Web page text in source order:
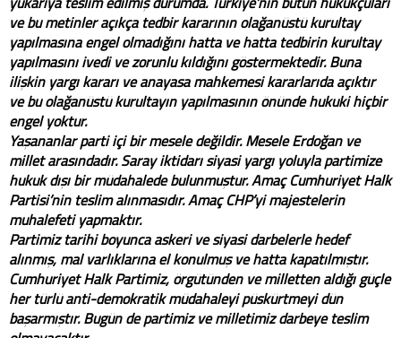
ve bu metinler açıkça tedbir kararının olağanüstü kurultay
yapılmasına engel olmadığını hatta ve hatta tedbirin kurultay
yapılmasını ivedi ve zorunlu kıldığını göstermektedir. Buna
ilişkin yargı kararı ve anayasa mahkemesi kararlarıda açıktır
ve bu olağanüstü kurultayın yapılmasının önünde hukuki hiçbir
engel yoktur.
Yaşananlar parti içi bir mesele değildir. Mesele Erdoğan ve
millet arasındadır. Saray iktidarı siyasi yargı yoluyla partimize
hukuk dışı bir müdahalede bulunmuştur. Amaç Cumhuriyet Halk
Partisi’nin teslim alınmasıdır. Amaç CHP’yi majestelerin
muhalefeti yapmaktır.
Partimiz tarihi boyunca askeri ve siyasi darbelerle hedef
alınmış, mal varlıklarına el konulmuş ve hatta kapatılmıştır.
Cumhuriyet Halk Partimiz, örgütünden ve milletten aldığı güçle
her türlü anti-demokratik müdahaleyi püskürtmeyi dün
başarmıştır. Bugün de partimiz ve milletimiz darbeye teslim